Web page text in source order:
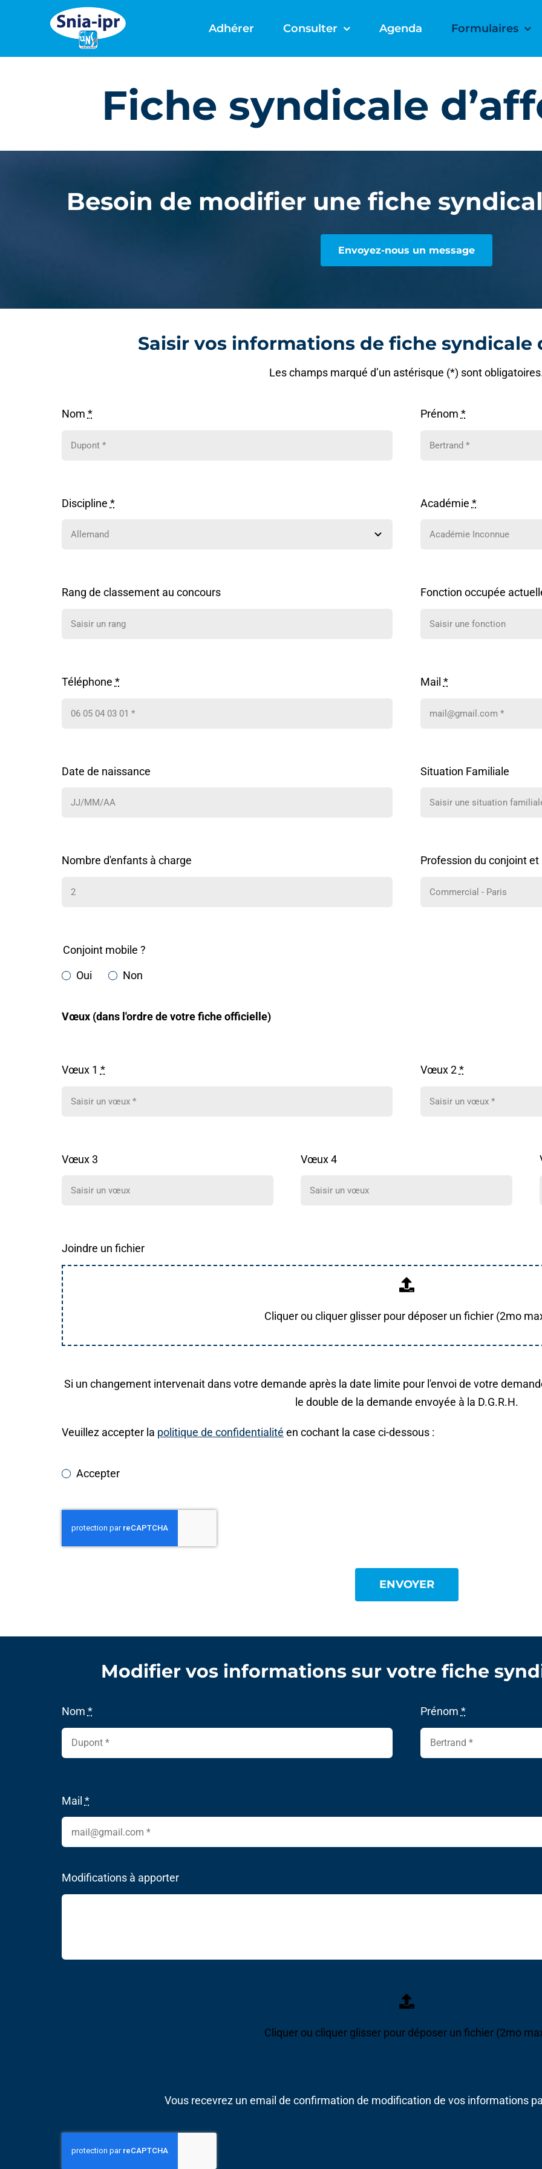
Adhérer Consulter Agenda Formulaires
Fiche syndicale
Besoin de modifier une fiche
Envoyez-nous un message
Saisir vos informations de fiche syndicale
Les champs marqué d’un astérisque (*) sont
Nom * Prénom *
Discipline * Académie *
Rang de classement au concours Fonction occupée
Téléphone * Mail *
Date de naissance Situation Familiale
Nombre d'enfants à charge Profession du conjoint et
Conjoint mobile ?
Oui
Non
Vœux (dans l'ordre de votre fiche officielle)
Vœux 1 * Vœux 2*
Vœux 3 Vœux 4
Joindre un fichier
Cliquer ou cliquer glisser pour déposer un fichier (2mo
Si un changement intervenait dans votre demande après la date limite pour l'envoi de votre
le double de la demande envoyée à la D.G.R.H.
Veuillez accepter la politique de confidentialité en cochant la case ci-dessous :
Accepter
ENVOYER
Modifier vos informations sur votre fiche
Nom * Prénom *
Mail *
Modifications à apporter
Cliquer ou cliquer glisser pour déposer un fichier (2mo
Vous recevrez un email de confirmation de modification de vos informations